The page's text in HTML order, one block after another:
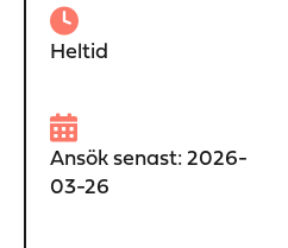
Heltid
Ansök senast: 2026-
03-26